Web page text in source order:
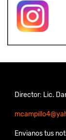
Director: Lic.
Envianos tus